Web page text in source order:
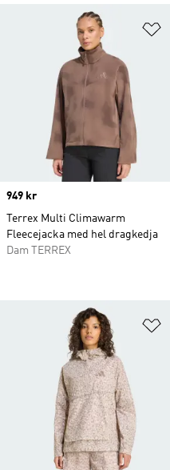
Price
949 kr
Terrex Multi Climawarm
Fleecejacka med hel dragkedja
Dam TERREX